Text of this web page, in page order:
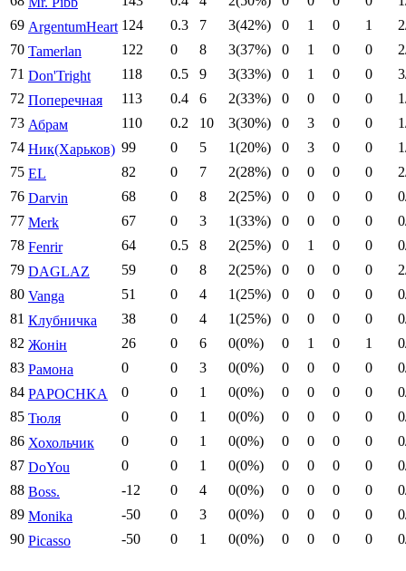
69 ArgentumHeart 124 0.3 7 3(42%) 0 1 0 1
70 Tamerlan 122 0 8 3(37%) 0 1 0 0
71 Don'Tright 118 0.5 9 3(33%) 0 1 0 0
72 Поперечная 113 0.4 6 2(33%) 0 0 0 0
73 Абрам 110 0.2 10 3(30%) 0 3 0 0
74 Ник(Харьков) 99 0 5 1(20%) 0 3 0 0
75 EL 82 0 7 2(28%) 0 0 0 0
76 Darvin 68 0 8 2(25%) 0 0 0 0
77 Merk 67 0 3 1(33%) 0 0 0 0
78 Fenrir 64 0.5 8 2(25%) 0 1 0 0
79 DAGLAZ 59 0 8 2(25%) 0 0 0 0
80 Vanga 51 0 4 1(25%) 0 0 0 0
81 Клубничка 38 0 4 1(25%) 0 0 0 0
82 Жонін 26 0 6 0(0%) 0 1 0 1
83 Рамона 0 0 3 0(0%) 0 0 0 0
84 PAPOCHKA 0 0 1 0(0%) 0 0 0 0
85 Тюля 0 0 1 0(0%) 0 0 0 0
86 Хохольчик 0 0 1 0(0%) 0 0 0 0
87 DoYou 0 0 1 0(0%) 0 0 0 0
88 Boss. -12 0 4 0(0%) 0 0 0 0
89 Monika -50 0 3 0(0%) 0 0 0 0
90 Picasso -50 0 1 0(0%) 0 0 0 0